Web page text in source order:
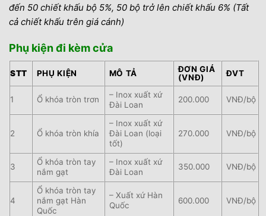
đến 50 chiết khấu bộ 5%, 50 bộ trở lên chiết khấu 6% (Tất
cả chiết khấu trên giá cánh)
Phụ kiện đi kèm cửa
STT PHỤ KIỆN MÔ TẢ
ĐƠN GIÁ
(VNĐ)
ĐVT
1 Ổ khóa tròn trơn
– Inox xuất xứ
Đài Loan
200.000 VNĐ/bộ
2 Ổ khóa tròn khía
– Inox xuất xứ
Đài Loan (loại
tốt)
270.000 VNĐ/bộ
3
Ổ khóa tròn tay
nắm gạt
– Inox xuất xứ
Đài Loan
350.000 VNĐ/bộ
4
Ổ khóa tròn tay
nắm gạt Hàn
Quốc
– Xuất xứ Hàn
Quốc
600.000 VNĐ/bộ